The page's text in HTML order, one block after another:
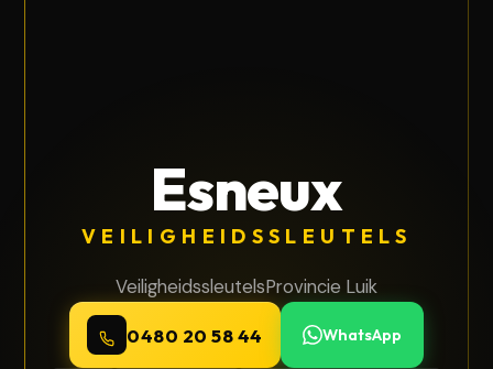
Esneux
VEILIGHEIDSSLEUTELS
VeiligheidssleutelsProvincie Luik
0480 20 58 44 WhatsApp